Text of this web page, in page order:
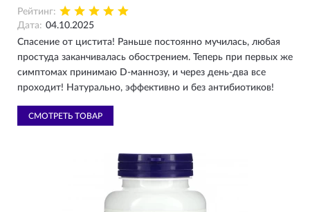
Рейтинг:
Дата: 04.10.2025
Спасение от цистита! Раньше постоянно мучилась, любая
простуда заканчивалась обострением. Теперь при первых же
симптомах принимаю D-маннозу, и через день-два все
проходит! Натурально, эффективно и без антибиотиков!
СМОТРЕТЬ ТОВАР